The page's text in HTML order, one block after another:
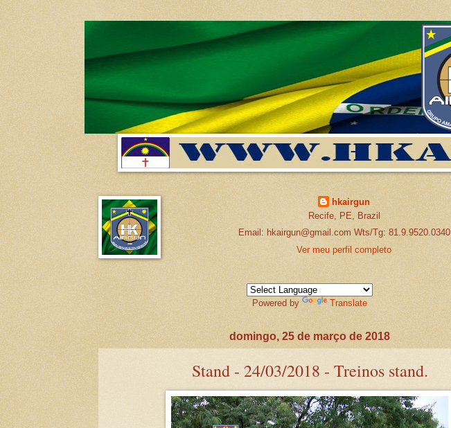
hkairgun
Recife, PE, Brazil
Email: hkairgun@gmail.com Wts/Tg: 81.9.9520.0340
Ver meu perfil completo
Powered by Translate
domingo, 25 de março de 2018
Stand - 24/03/2018 - Treinos stand.